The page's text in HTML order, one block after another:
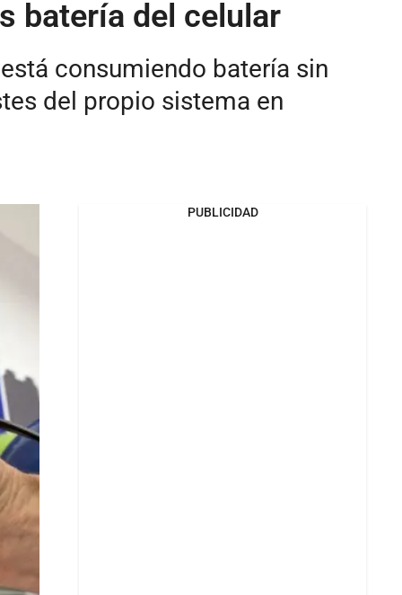
batería del celular
consumiendo batería sin
del propio sistema en
PUBLICIDAD